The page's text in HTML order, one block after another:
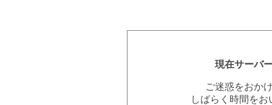
現在サーバ
ご迷惑をおか
しばらく時間を